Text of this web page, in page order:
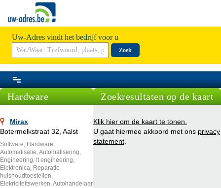
Uw-Adres vindt het bedrijf voor u
Zoek
Hardware
Mirax
Botermelkstraat 32, Aalst
Software, Hardware,
Automatisatie, Automatisering,
Engineering, It engineering,
Elektronica, Reparatie
huishoudtoestellen,
Elekriciteitswerken, Autohandelaar
Zoekresultaten op de kaart
Klik hier om de kaart te tonen.
U gaat hiermee akkoord met ons privacy
statement